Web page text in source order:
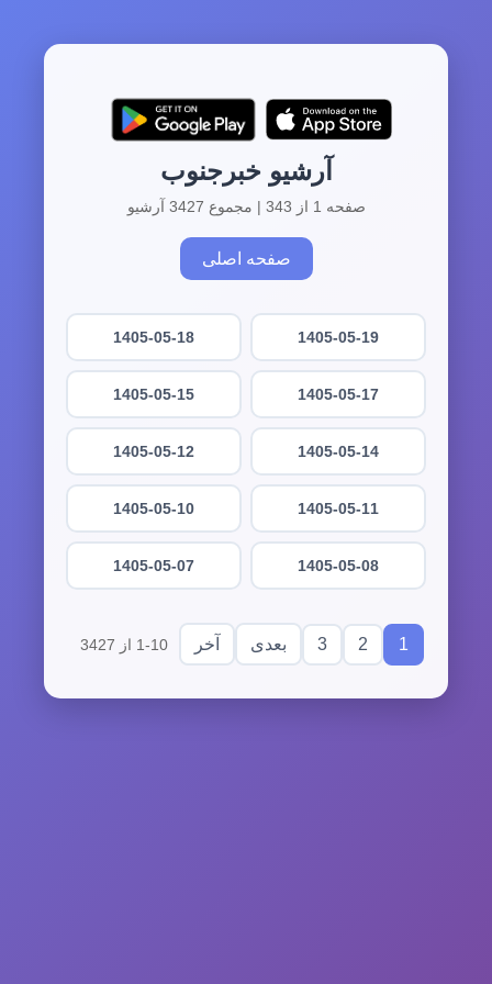
آرشیو خبرجنوب
صفحه 1 از 343 | مجموع 3427 آرشیو
صفحه اصلی
1405-05-19
1405-05-18
1405-05-17
1405-05-15
1405-05-14
1405-05-12
1405-05-11
1405-05-10
1405-05-08
1405-05-07
1
2
3 بعدی آخر 1-10 از 3427